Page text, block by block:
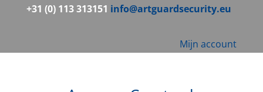
+31 (0) 113 313151 info@artguardsecurity.eu
Mijn account